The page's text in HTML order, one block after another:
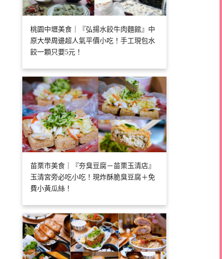
桃園中壢美食｜『弘揚水餃牛肉麵館』中
原大學周邊超人氣平價小吃！手工現包水
餃一顆只要5元！
苗栗市美食｜『夯臭豆腐－苗栗玉清店』
玉清宮旁必吃小吃！現炸酥脆臭豆腐＋免
費小黃瓜絲！